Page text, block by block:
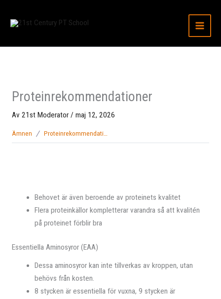
Proteinrekommendationer
Av 21st Moderator/ maj 12, 2026
Ämnen Proteinrekommendationer
Behovet är även beroende av proteinets kvalitet
Flera proteinkällor kompletterar varandra så att kvalitén
på proteinet förblir bra
Essentiella Aminosyror (EAA)
Dessa aminosyror kan inte tillverkas av kroppen, utan
behövs från kosten.
8 stycken är essentiella för vuxna, 9 stycken är